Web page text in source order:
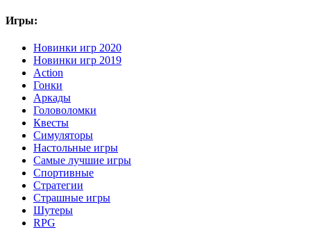
Игры:
Новинки игр 2020
Новинки игр 2019
Action
Гонки
Аркады
Головоломки
Квесты
Симуляторы
Настольные игры
Самые лучшие игры
Спортивные
Стратегии
Страшные игры
Шутеры
RPG